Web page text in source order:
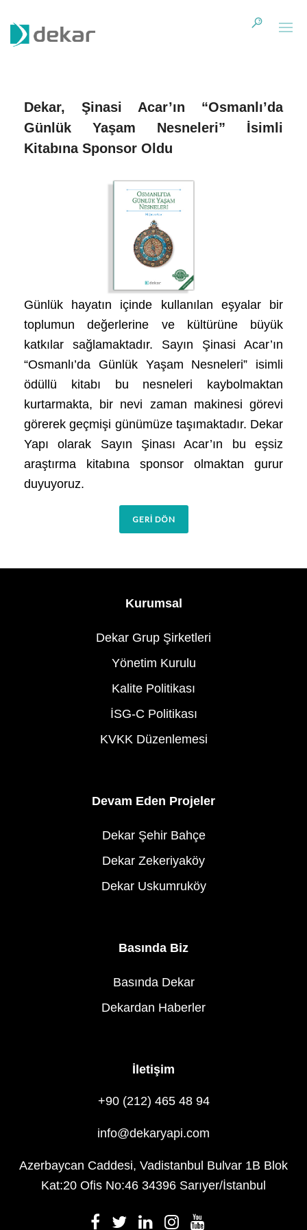
Dekar, Şinasi Acar’ın “Osmanlı’da
Günlük Yaşam Nesneleri” İsimli
Kitabına Sponsor Oldu
Günlük hayatın içinde kullanılan eşyalar bir
toplumun değerlerine ve kültürüne büyük
katkılar sağlamaktadır. Sayın Şinasi Acar’ın
“Osmanlı’da Günlük Yaşam Nesneleri” isimli
ödüllü kitabı bu nesneleri kaybolmaktan
kurtarmakta, bir nevi zaman makinesi görevi
görerek geçmişi günümüze taşımaktadır. Dekar
Yapı olarak Sayın Şinası Acar’ın bu eşsiz
araştırma kitabına sponsor olmaktan gurur
duyuyoruz.
GERİ DÖN
Kurumsal
Dekar Grup Şirketleri
Yönetim Kurulu
Kalite Politikası
İSG-C Politikası
KVKK Düzenlemesi
Devam Eden Projeler
Dekar Şehir Bahçe
Dekar Zekeriyaköy
Dekar Uskumruköy
Basında Biz
Basında Dekar
Dekardan Haberler
İletişim
+90 (212) 465 48 94
info@dekaryapi.com
Azerbaycan Caddesi, Vadistanbul Bulvar 1B Blok
Kat:20 Ofis No:46 34396 Sarıyer/İstanbul